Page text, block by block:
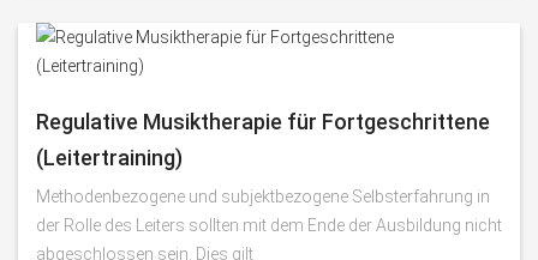
Regulative Musiktherapie für Fortgeschrittene
(Leitertraining)
Methodenbezogene und subjektbezogene Selbsterfahrung in
der Rolle des Leiters sollten mit dem Ende der Ausbildung nicht
abgeschlossen sein. Dies gilt